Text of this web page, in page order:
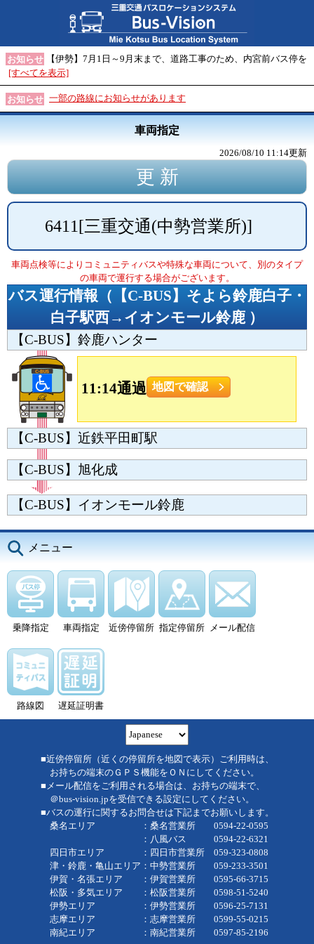
お知らせ
【伊勢】7月1日～9月末まで、道路工事のため、内宮前バス停を
[すべてを表示]
お知らせ 一部の路線にお知らせがあります
車両指定
2026/08/10 11:14更新
6411[三重交通(中勢営業所)]
車両点検等によりコミュニティバスや特殊な車両について、別のタイプ
の車両で運行する場合がございます。
バス運行情報（ 【C-BUS】そよら鈴鹿白子・
白子駅西→イオンモール鈴鹿 ）
【C-BUS】鈴鹿ハンター
11:14通過 地図で確認
【C-BUS】近鉄平田町駅
【C-BUS】旭化成
【C-BUS】イオンモール鈴鹿
メニュー
乗降指定 車両指定 近傍停留所 指定停留所 メール配信
路線図 遅延証明書
■近傍停留所（近くの停留所を地図で表示）ご利用時は、
お持ちの端末のＧＰＳ機能をＯＮにしてください。
■メール配信をご利用される場合は、お持ちの端末で、
＠bus-vision.jpを受信できる設定にしてください。
■バスの運行に関するお問合せは下記までお願いします。
桑名エリア ：桑名営業所 0594-22-0595
：八風バス 0594-22-6321
四日市エリア ：四日市営業所 059-323-0808
津・鈴鹿・亀山エリア：中勢営業所 059-233-3501
伊賀・名張エリア ：伊賀営業所 0595-66-3715
松阪・多気エリア ：松阪営業所 0598-51-5240
伊勢エリア ：伊勢営業所 0596-25-7131
志摩エリア ：志摩営業所 0599-55-0215
南紀エリア ：南紀営業所 0597-85-2196